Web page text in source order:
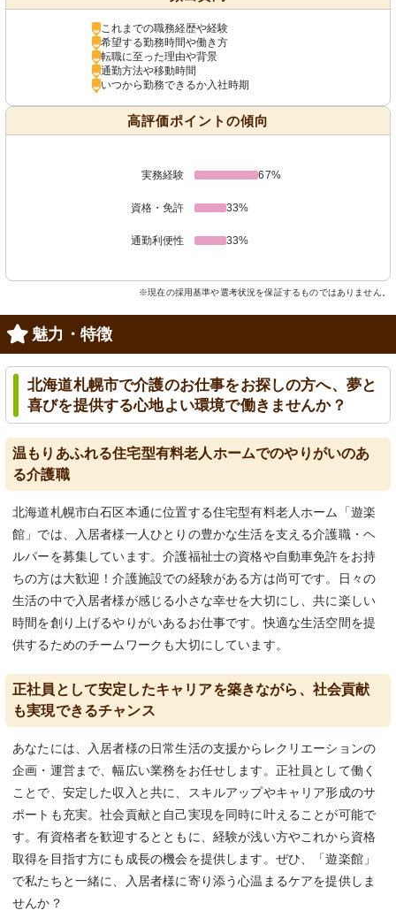
これまでの職務経歴や経験
希望する勤務時間や働き方
転職に至った理由や背景
通勤方法や移動時間
いつから勤務できるか入社時期
高評価ポイントの傾向
実務経験 67%
資格・免許 33%
通勤利便性 33%
※現在の採用基準や選考状況を保証するものではありません。
魅力・特徴
北海道札幌市で介護のお仕事をお探しの方へ、夢と
喜びを提供する心地よい環境で働きませんか？
温もりあふれる住宅型有料老人ホームでのやりがいのあ
る介護職
北海道札幌市白石区本通に位置する住宅型有料老人ホーム「遊楽
館」では、入居者様一人ひとりの豊かな生活を支える介護職・ヘ
ルパーを募集しています。介護福祉士の資格や自動車免許をお持
ちの方は大歓迎！介護施設での経験がある方は尚可です。日々の
生活の中で入居者様が感じる小さな幸せを大切にし、共に楽しい
時間を創り上げるやりがいあるお仕事です。快適な生活空間を提
供するためのチームワークも大切にしています。
正社員として安定したキャリアを築きながら、社会貢献
も実現できるチャンス
あなたには、入居者様の日常生活の支援からレクリエーションの
企画・運営まで、幅広い業務をお任せします。正社員として働く
ことで、安定した収入と共に、スキルアップやキャリア形成のサ
ポートも充実。社会貢献と自己実現を同時に叶えることが可能で
す。有資格者を歓迎するとともに、経験が浅い方やこれから資格
取得を目指す方にも成長の機会を提供します。ぜひ、「遊楽館」
で私たちと一緒に、入居者様に寄り添う心温まるケアを提供しま
せんか？